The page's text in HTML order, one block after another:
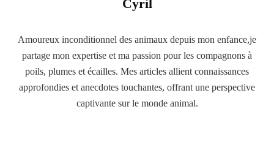
Cyril
Amoureux inconditionnel des animaux depuis mon enfance,je
partage mon expertise et ma passion pour les compagnons à
poils, plumes et écailles. Mes articles allient connaissances
approfondies et anecdotes touchantes, offrant une perspective
captivante sur le monde animal.